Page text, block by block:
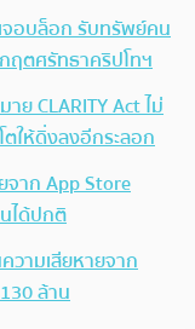
จอบล็อก รับทรัพย์คน
ฤตศรัทธาคริปโทฯ
ย CLARITY Act ไม่
ให้ดิ่งลงอีกระลอก
จาก App Store
ได้ปกติ
วามเสียหายจาก
ล้าน